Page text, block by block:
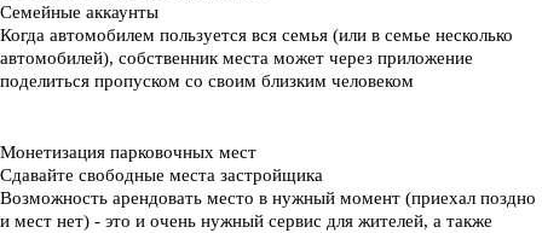
Семейные аккаунты
Когда автомобилем пользуется вся семья (или в семье несколько
автомобилей), собственник места может через приложение
поделиться пропуском со своим близким человеком
Монетизация парковочных мест
Сдавайте свободные места застройщика
Возможность арендовать место в нужный момент (приехал поздно
и мест нет) - это и очень нужный сервис для жителей, а также